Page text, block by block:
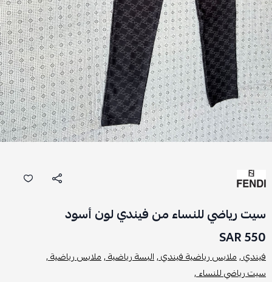
سيت رياضي للنساء من فيندي لون أسود
550 SAR
فيندي ,ملابس رياضية فيندي ,البسة رياضية ,ملابس رياضية ,
سيت رياضي للنساء ,